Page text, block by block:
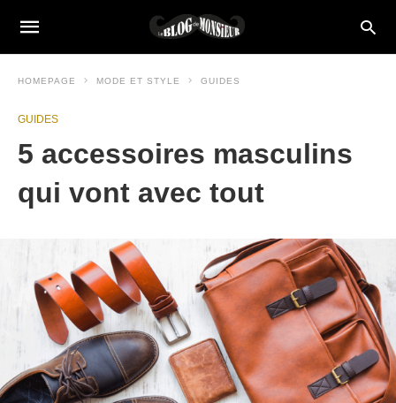
HOMEPAGE MODE ET STYLE GUIDES
GUIDES
5 accessoires masculins
qui vont avec tout